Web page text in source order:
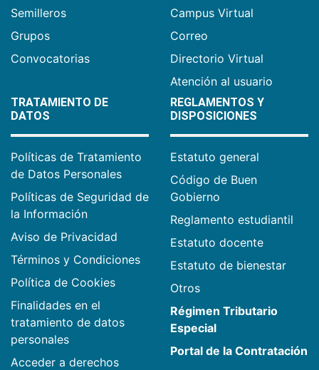
Semilleros
Grupos
Convocatorias
Campus Virtual
Correo
Directorio Virtual
Atención al usuario
TRATAMIENTO DE
DATOS
Políticas de Tratamiento
de Datos Personales
Políticas de Seguridad de
la Información
Aviso de Privacidad
Términos y Condiciones
Política de Cookies
Finalidades en el
tratamiento de datos
personales
Acceder a derechos
REGLAMENTOS Y
DISPOSICIONES
Estatuto general
Código de Buen
Gobierno
Reglamento estudiantil
Estatuto docente
Estatuto de bienestar
Otros
Régimen Tributario
Especial
Portal de la Contratación